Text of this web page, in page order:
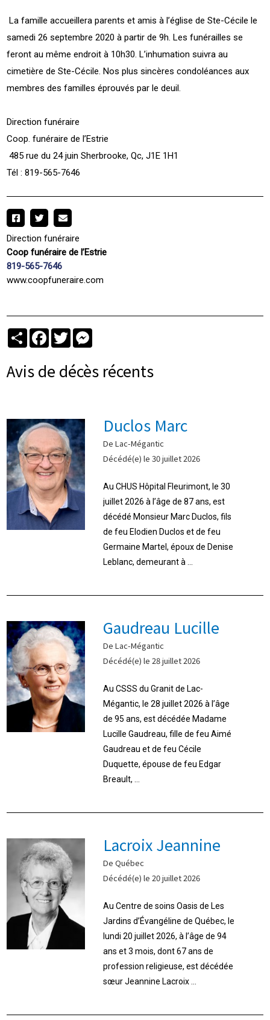
La famille accueillera parents et amis à l’église de Ste-Cécile le
samedi 26 septembre 2020 à partir de 9h. Les funérailles se
feront au même endroit à 10h30. L’inhumation suivra au
cimetière de Ste-Cécile. Nos plus sincères condoléances aux
membres des familles éprouvés par le deuil.
Direction funéraire
Coop. funéraire de l’Estrie
485 rue du 24 juin Sherbrooke, Qc, J1E 1H1
Tél : 819-565-7646
Direction funéraire
Coop funéraire de l’Estrie
819-565-7646
www.coopfuneraire.com
PartagerFacebook
Twitter
Avis de décès récents
Duclos Marc
De Lac-Mégantic
Décédé(e) le 30 juillet 2026
Au CHUS Hôpital Fleurimont, le 30
juillet 2026 à l’âge de 87 ans, est
décédé Monsieur Marc Duclos, fils
de feu Elodien Duclos et de feu
Germaine Martel, époux de Denise
Leblanc, demeurant à ...
Gaudreau Lucille
De Lac-Mégantic
Décédé(e) le 28 juillet 2026
Au CSSS du Granit de Lac-
Mégantic, le 28 juillet 2026 à l’âge
de 95 ans, est décédée Madame
Lucille Gaudreau, fille de feu Aimé
Gaudreau et de feu Cécile
Duquette, épouse de feu Edgar
Breault, ...
Lacroix Jeannine
De Québec
Décédé(e) le 20 juillet 2026
Au Centre de soins Oasis de Les
Jardins d’Évangéline de Québec, le
lundi 20 juillet 2026, à l’âge de 94
ans et 3 mois, dont 67 ans de
profession religieuse, est décédée
sœur Jeannine Lacroix ...